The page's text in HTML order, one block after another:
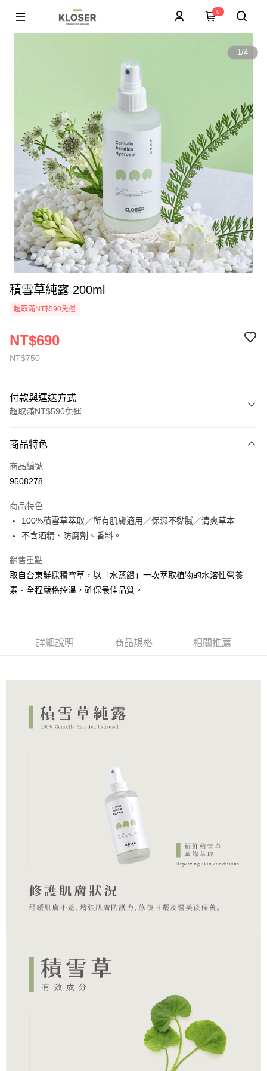
0
1/4
積雪草純露 200ml
超取滿NT$590免運
NT$750
NT$690
付款與運送方式
超取滿NT$590免運
信用卡一次付款
超商取貨付款
運送方式
每筆NT$70，滿NT$590(含以上)免運費
每筆NT$70，滿NT$590(含以上)免運費
每筆NT$150，滿NT$1,500(含以上)免運費
商品特色
商品編號
9508278
商品特色
100%積雪草萃取／所有肌膚適用／保濕不黏膩／清爽草本
不含酒精、防腐劑、香料。
銷售重點
取自台東鮮採積雪草，以「水蒸餾」一次萃取植物的水溶性營養
素。全程嚴格控溫，確保最佳品質。
詳細說明 商品規格 相關推薦